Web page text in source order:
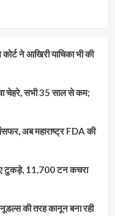
ने आखिरी याचिका भी की
चेहरे, सभी 35 साल से कम;
अब महाराष्ट्र FDA की
टुकड़े, 11,700 टन कचरा
की तरह कानून बना रही